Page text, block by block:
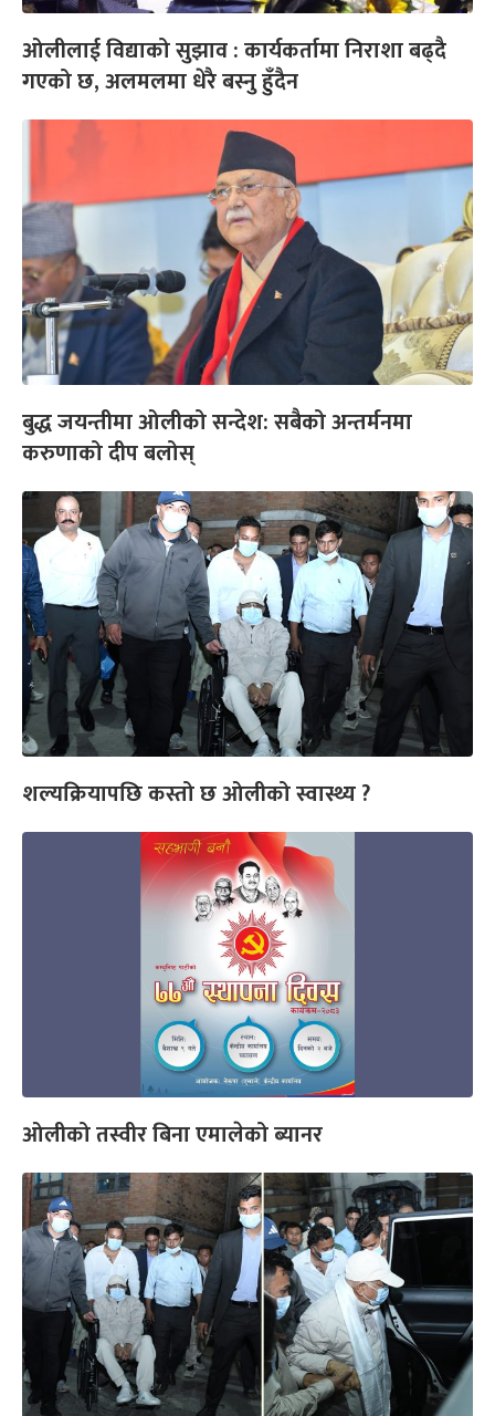
ओलीलाई विद्याको सुझाव : कार्यकर्तामा निराशा बढ्दै
गएको छ, अलमलमा धेरै बस्नु हुँदैन
बुद्ध जयन्तीमा ओलीको सन्देश: सबैको अन्तर्मनमा
करुणाको दीप बलोस्
शल्यक्रियापछि कस्तो छ ओलीको स्वास्थ्य ?
ओलीको तस्वीर बिना एमालेको ब्यानर